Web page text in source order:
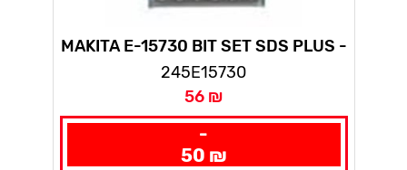
MAKITA E-15730 BIT SET SDS PLUS -
6 PC
245E15730
56 ₪
-
50 ₪